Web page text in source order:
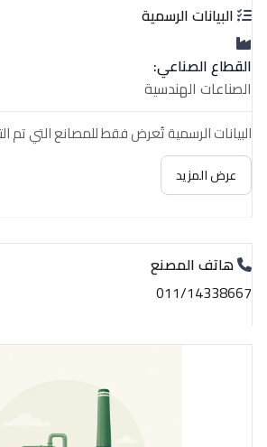
البيانات الرسمية
القطاع الصناعي:
الصناعات الهندسية
البيانات الرسمية تُعرض فقط للمصانع التي تم
عرض المزيد
هاتف المصنع
011/14338667